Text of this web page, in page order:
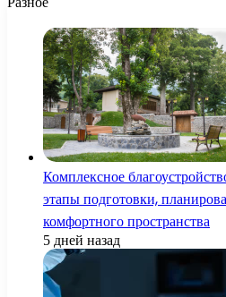
Комплексное
этапы подготовки,
комфортного пространства
5 дней назад